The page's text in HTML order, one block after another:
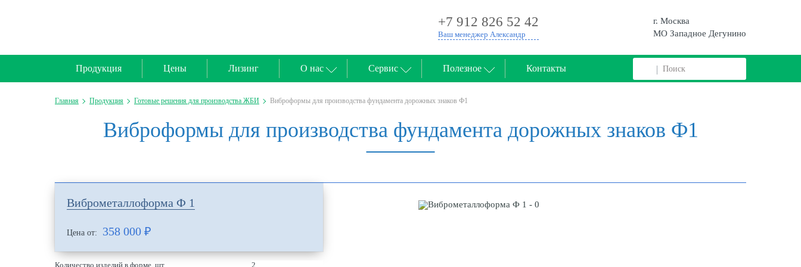
+7 912 826 52 42
Ваш менеджер Александр
г. Москва
МО Западное Дегунино
Продукция Цены Лизинг О нас Сервис Полезное Контакты
Главная Продукция Готовые решения для производства ЖБИ Виброформы для производства фундамента дорожных знаков Ф1
Виброформы для производства фундамента дорожных знаков Ф1
Виброметаллоформа Ф 1
Цена от: 358 000 ₽
Количество изделий в форме, шт
2